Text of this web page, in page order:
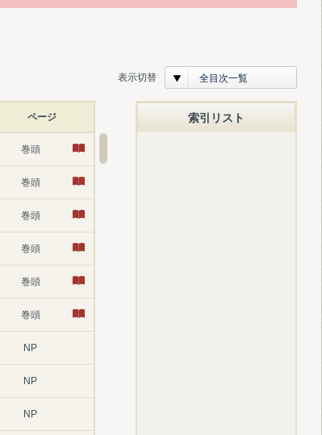
表示切替 全目次一覧
ページ
巻頭
巻頭
巻頭
巻頭
巻頭
巻頭
NP
NP
NP
索引リスト